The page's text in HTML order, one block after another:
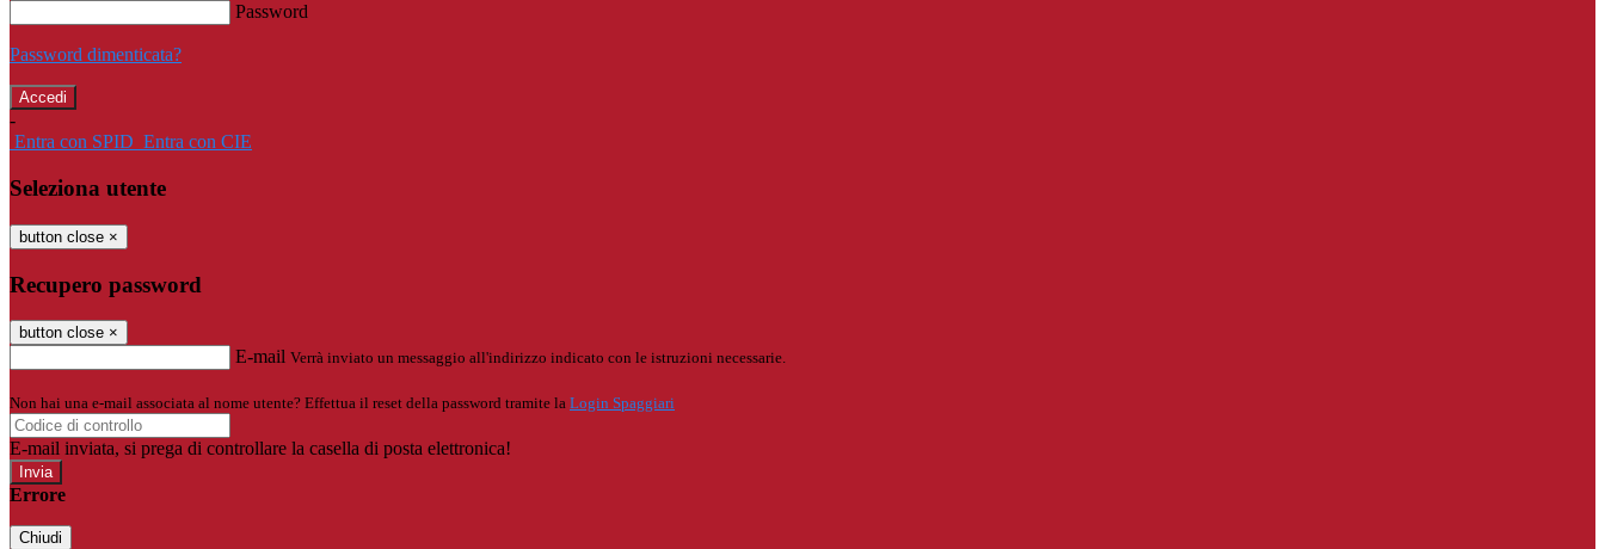
Password
Password dimenticata?
-
Entra con SPID Entra con CIE
Seleziona utente
button close ×
Recupero password
button close ×
E-mail Verrà inviato un messaggio all'indirizzo indicato con le istruzioni necessarie.
Non hai una e-mail associata al nome utente? Effettua il reset della password tramite la Login Spaggiari
E-mail inviata, si prega di controllare la casella di posta elettronica!
Errore
Chiudi